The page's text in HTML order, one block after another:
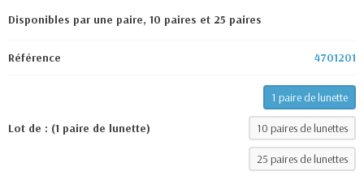
Disponibles par une paire, 10 paires et 25 paires
Référence 4701201
Lot de : (1 paire de lunette)
1 paire de lunette
10 paires de lunettes
25 paires de lunettes